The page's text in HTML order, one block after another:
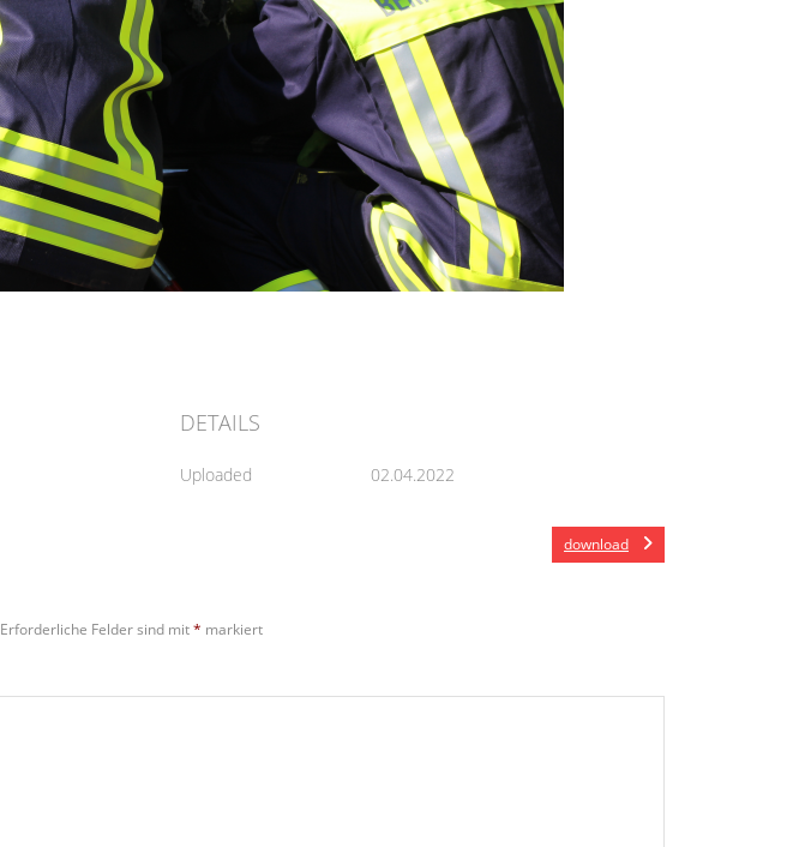
DETAILS
Uploaded 02.04.2022
download
Erforderliche Felder sind mit* markiert